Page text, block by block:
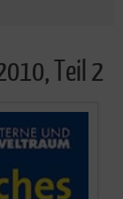
Teil 2